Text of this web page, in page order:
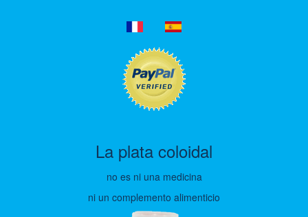
La plata coloidal
no es ni una medicina
ni un complemento alimenticio